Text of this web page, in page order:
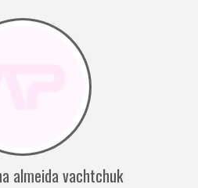
almeida vachtchuk